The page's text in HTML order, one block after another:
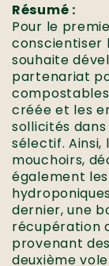
Résumé :
Pour le
conscientiser
souhaite
partenariat
créée et les
sollicités
sélectif. Ainsi,
mouchoirs,
également
dernier, une
récupération
provenant
deuxième